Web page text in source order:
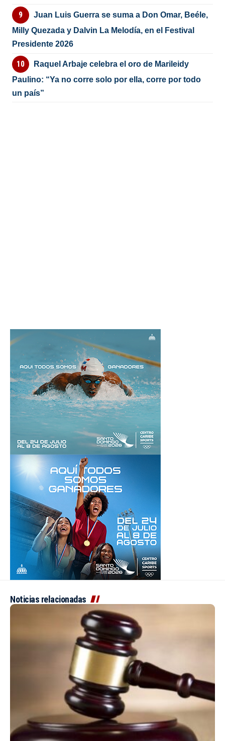
Juan Luis Guerra se suma a Don Omar, Beéle,
Milly Quezada y Dalvin La Melodía, en el Festival
Presidente 2026
Raquel Arbaje celebra el oro de Marileidy
Paulino: “Ya no corre solo por ella, corre por todo
un país”
Noticias relacionadas